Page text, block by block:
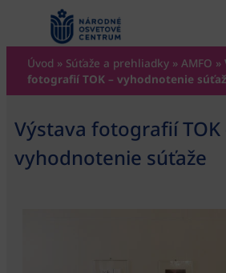
content
Úvod » Súťaže a prehliadky » AMFO »
fotografií TOK – vyhodnotenie
Výstava fotografií TOK
vyhodnotenie súťaže